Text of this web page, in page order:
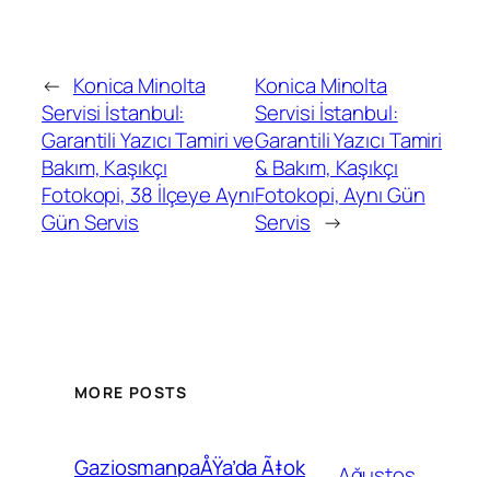
← Konica Minolta
Servisi İstanbul:
Garantili Yazıcı Tamiri ve
Bakım, Kaşıkçı
Fotokopi, 38 İlçeye Aynı
Gün Servis
Konica Minolta
Servisi İstanbul:
Garantili Yazıcı Tamiri
& Bakım, Kaşıkçı
Fotokopi, Aynı Gün
Servis →
MORE POSTS
GaziosmanpaÅŸa’da Ã‡ok